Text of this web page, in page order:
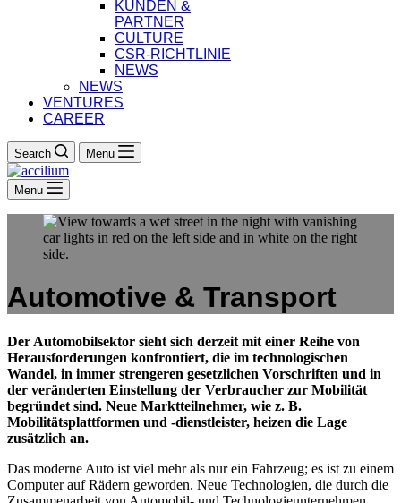
KUNDEN &
PARTNER
CULTURE
CSR-RICHTLINIE
NEWS
NEWS
VENTURES
CAREER
Search Menu
Menu
Automotive & Transport
Der Automobilsektor sieht sich derzeit mit einer Reihe von
Herausforderungen konfrontiert, die im technologischen
Wandel, in immer strengeren gesetzlichen Vorschriften und in
der veränderten Einstellung der Verbraucher zur Mobilität
begründet sind. Neue Marktteilnehmer, wie z. B.
Mobilitätsplattformen und -dienstleister, heizen die Lage
zusätzlich an.
Das moderne Auto ist viel mehr als nur ein Fahrzeug; es ist zu einem
Computer auf Rädern geworden. Neue Technologien, die durch die